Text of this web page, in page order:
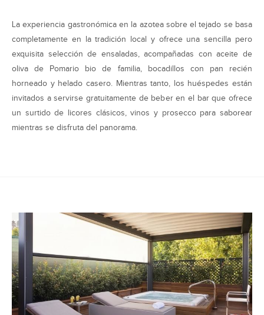
La experiencia gastronómica en la azotea sobre el tejado se basa
completamente en la tradición local y ofrece una sencilla pero
exquisita selección de ensaladas, acompañadas con aceite de
oliva de Pomario bio de familia, bocadillos con pan recién
horneado y helado casero. Mientras tanto, los huéspedes están
invitados a servirse gratuitamente de beber en el bar que ofrece
un surtido de licores clásicos, vinos y prosecco para saborear
mientras se disfruta del panorama.